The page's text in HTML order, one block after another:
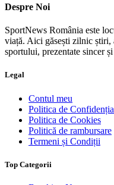
Despre Noi
SportNews România este
viață. Aici găsești zilnic știri,
sportului, prezentate sincer
Legal
Contul meu
Politica de
Politica de Cookies
Politică de rambursare
Termeni și Condiții
Top Categorii